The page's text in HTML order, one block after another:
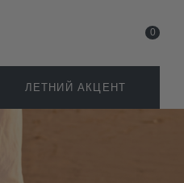
0
ЛЕТНИЙ АКЦЕНТ